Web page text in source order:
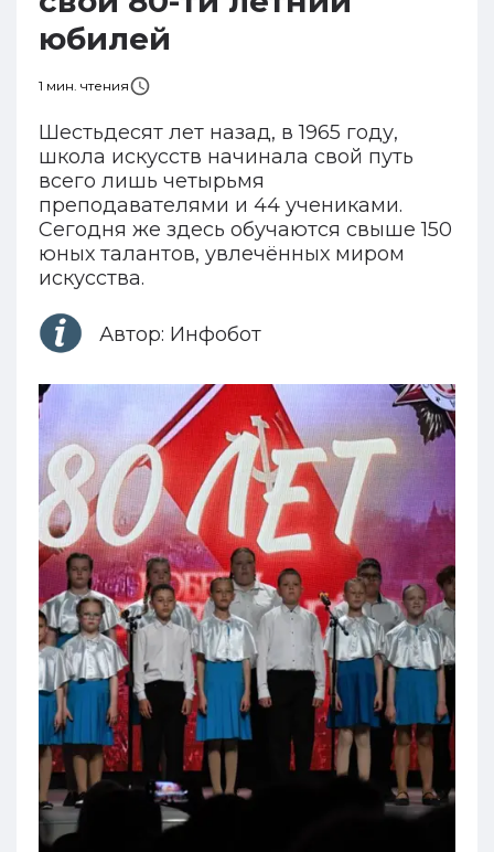
юбилей
1 мин. чтения
Шестьдесят лет назад, в 1965 году,
школа искусств начинала свой путь
всего лишь четырьмя
преподавателями и 44 учениками.
Сегодня же здесь обучаются свыше 150
юных талантов, увлечённых миром
искусства.
Автор: Инфобот